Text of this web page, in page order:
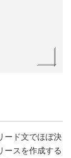
ード文でほぼ決
ースを作成する